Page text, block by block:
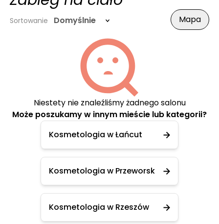
Sortowanie Domyślnie Mapa
Niestety nie znaleźliśmy żadnego salonu
Może poszukamy w innym mieście lub kategorii?
Kosmetologia w Łańcut
Kosmetologia w Przeworsk
Kosmetologia w Rzeszów